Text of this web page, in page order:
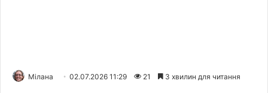
Мілана 02.07.2026 11:29 21 3 хвилин для читання